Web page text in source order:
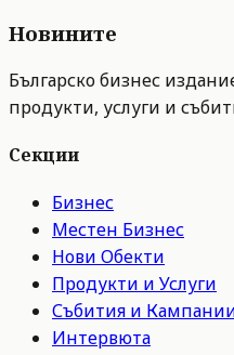
Новините
Българско бизнес
продукти, услуги и
Секции
Бизнес
Местен Бизнес
Нови Обекти
Продукти и Услуги
Събития и
Интервюта